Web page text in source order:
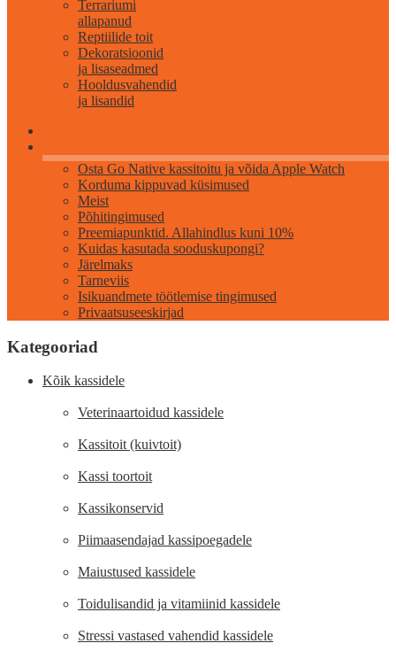
Terrariumi
allapanud
Reptiilide toit
Dekoratsioonid
ja lisaseadmed
Hooldusvahendid
ja lisandid
Osta Go Native kassitoitu ja võida Apple Watch
Korduma kippuvad küsimused
Meist
Põhitingimused
Preemiapunktid. Allahindlus kuni 10%
Kuidas kasutada sooduskupongi?
Järelmaks
Tarneviis
Isikuandmete töötlemise tingimused
Privaatsuseeskirjad
Kategooriad
Kõik kassidele
Veterinaartoidud kassidele
Kassitoit (kuivtoit)
Kassi toortoit
Kassikonservid
Piimaasendajad kassipoegadele
Maiustused kassidele
Toidulisandid ja vitamiinid kassidele
Stressi vastased vahendid kassidele